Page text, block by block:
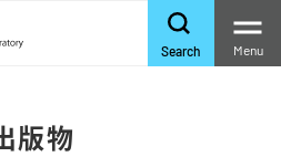
Search Menu
版物